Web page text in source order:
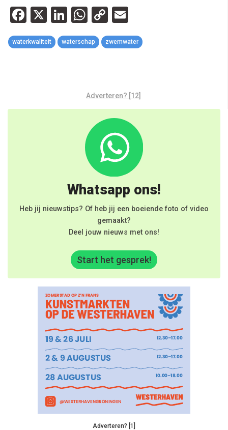
Facebook
X LinkedIn
WhatsApp
Copy
Link
waterkwaliteit waterschap zwemwater
Adverteren? [12]
Whatsapp ons!
Heb jij nieuwstips? Of heb jij een boeiende foto of video
gemaakt?
Deel jouw nieuws met ons!
Start het gesprek!
Adverteren? [1]